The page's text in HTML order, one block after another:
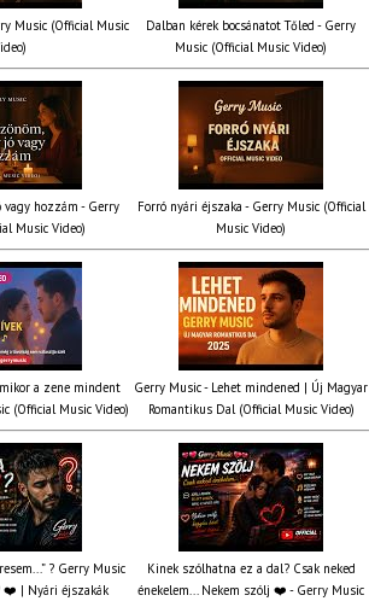
Music (Official Music
Dalban kérek bocsánatot Tőled - Gerry
Music (Official Music Video)
vagy hozzám - Gerry
Music Video)
Forró nyári éjszaka - Gerry Music (Official
Music Video)
a zene mindent
(Official Music Video)
Gerry Music - Lehet mindened | Új Magyar
Romantikus Dal (Official Music Video)
? Gerry Music
❤️ | Nyári éjszakák
Kinek szólhatna ez a dal? Csak neked
énekelem... Nekem szólj ❤️ - Gerry Music